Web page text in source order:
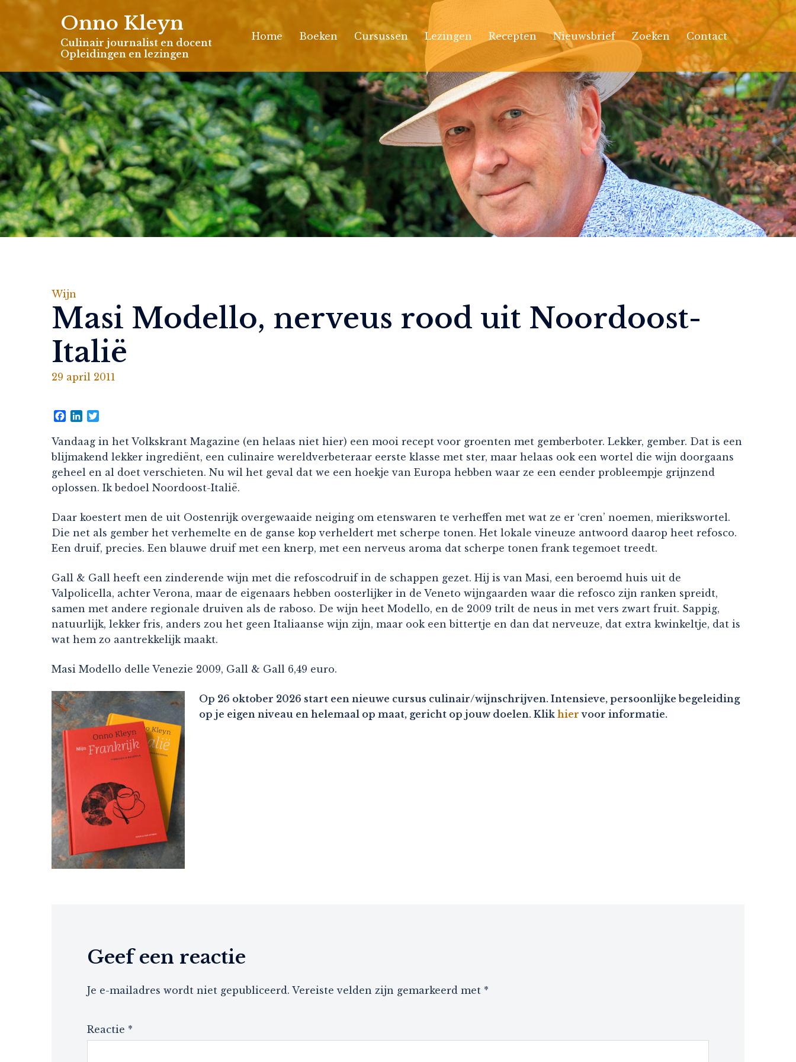
Skip
content
Onno Kleyn
Culinair journalist en docent
Opleidingen en lezingen
Home Boeken Cursussen Lezingen Recepten Nieuwsbrief Zoeken Contact
Wijn
Masi Modello, nerveus rood uit Noordoost-
Italië
29 april 2011
Facebook
LinkedIn
Vandaag in het Volkskrant Magazine (en helaas niet hier) een mooi recept voor groenten met gemberboter. Lekker, gember. Dat is een
blijmakend lekker ingrediënt, een culinaire wereldverbeteraar eerste klasse met ster, maar helaas ook een wortel die wijn doorgaans
geheel en al doet verschieten. Nu wil het geval dat we een hoekje van Europa hebben waar ze een eender probleempje grijnzend
oplossen. Ik bedoel Noordoost-Italië.
Daar koestert men de uit Oostenrijk overgewaaide neiging om etenswaren te verheffen met wat ze er ‘cren’ noemen, mierikswortel.
Die net als gember het verhemelte en de ganse kop verheldert met scherpe tonen. Het lokale vineuze antwoord daarop heet refosco.
Een druif, precies. Een blauwe druif met een knerp, met een nerveus aroma dat scherpe tonen frank tegemoet treedt.
Gall & Gall heeft een zinderende wijn met die refoscodruif in de schappen gezet. Hij is van Masi, een beroemd huis uit de
Valpolicella, achter Verona, maar de eigenaars hebben oosterlijker in de Veneto wijngaarden waar die refosco zijn ranken spreidt,
samen met andere regionale druiven als de raboso. De wijn heet Modello, en de 2009 trilt de neus in met vers zwart fruit. Sappig,
natuurlijk, lekker fris, anders zou het geen Italiaanse wijn zijn, maar ook een bittertje en dan dat nerveuze, dat extra kwinkeltje, dat is
wat hem zo aantrekkelijk maakt.
Masi Modello delle Venezie 2009, Gall & Gall 6,49 euro.
Op 26 oktober 2026 start een nieuwe cursus culinair/wijnschrijven. Intensieve, persoonlijke begeleiding
op je eigen niveau en helemaal op maat, gericht op jouw doelen. Klik hier voor informatie.
Geef een reactie
Je e-mailadres wordt niet gepubliceerd. Vereiste velden zijn gemarkeerd met *
Reactie *